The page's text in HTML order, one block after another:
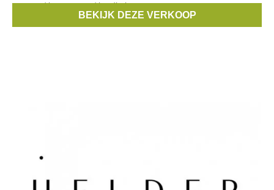
contant / bancontact / kredietkaart
ThironBEKIJK DEZE VERKOOP